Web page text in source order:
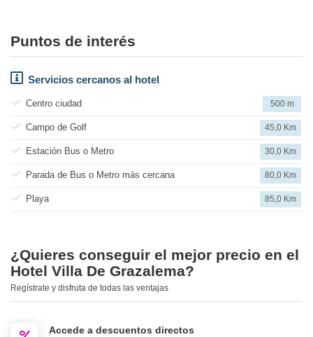
Puntos de interés
Servicios cercanos al hotel
Centro ciudad 500 m
Campo de Golf 45,0 Km
Estación Bus o Metro 30,0 Km
Parada de Bus o Metro más cercana 80,0 Km
Playa 85,0 Km
¿Quieres conseguir el mejor precio en el
Hotel Villa De Grazalema?
Regístrate y disfruta de todas las ventajas
Accede a descuentos directos